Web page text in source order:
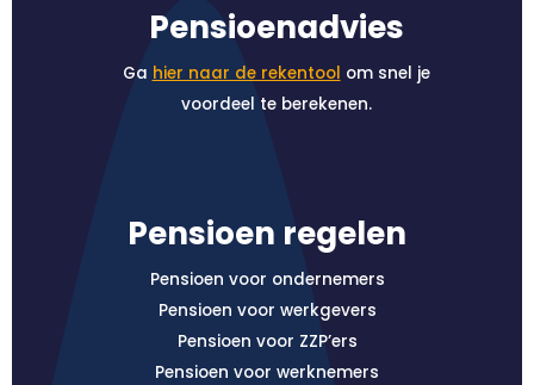
Pensioenadvies
Ga hier naar de rekentool om snel je
voordeel te berekenen.
Pensioen regelen
Pensioen voor ondernemers
Pensioen voor werkgevers
Pensioen voor ZZP’ers
Pensioen voor werknemers